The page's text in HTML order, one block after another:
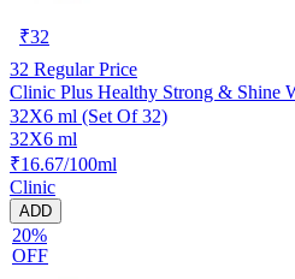
₹32
32 Regular Price
Clinic Plus Healthy Strong & Shine
32X6 ml (Set Of 32)
32X6 ml
₹16.67/100ml
Clinic
ADD
20%
OFF